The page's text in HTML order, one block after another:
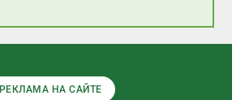
РЕКЛАМА НА САЙТЕ